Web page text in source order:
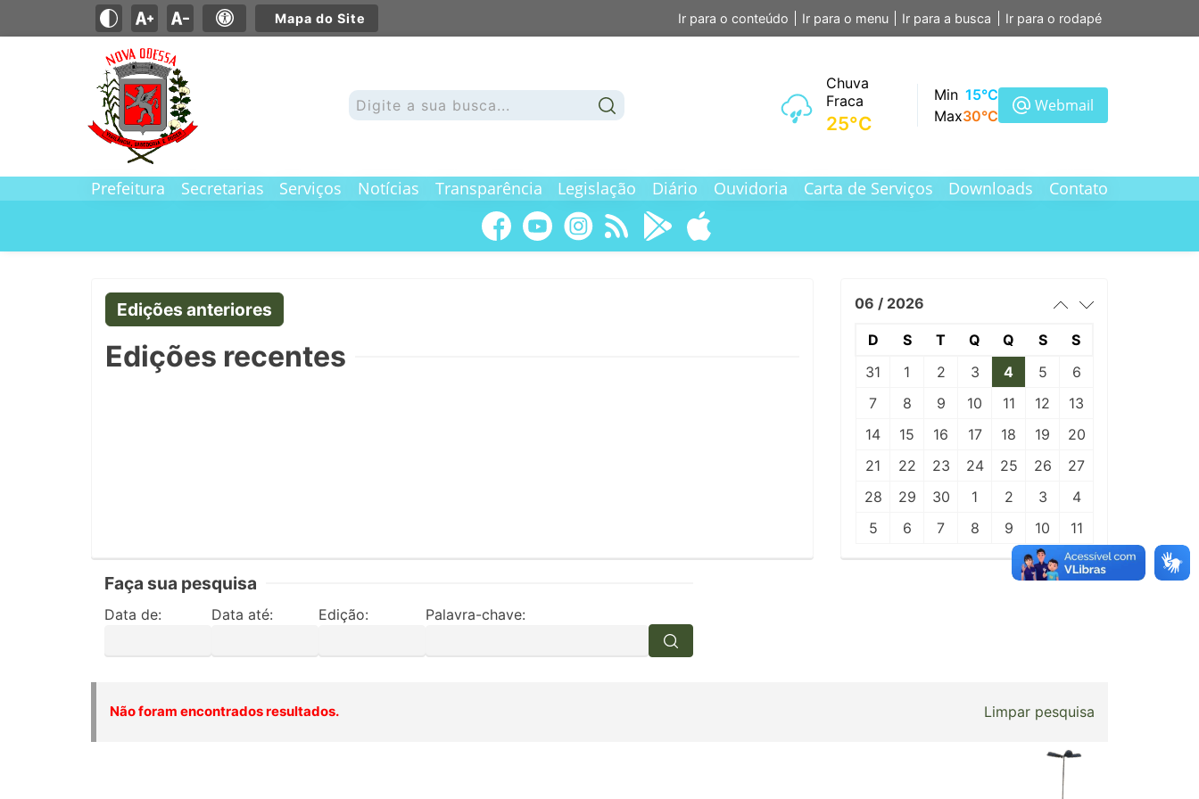
Mapa do Site Ir para o conteúdo Ir para o menu Ir para a busca Ir para o rodapé
Chuva
Fraca
25°C
Min 15°C
Max30°C
Webmail
Prefeitura Secretarias Serviços Notícias Transparência Legislação Diário Ouvidoria Carta de Serviços Downloads Contato
Edições anteriores
Edições recentes
06 / 2026
D S T Q Q S
S
31
1 2 3 4 5
6
7
8 9 10 11 12
13
14
15 16 17 18 19
20
21
22 23 24 25 26
27
28
29 30 1 2 3
4
5
6 7 8 9 10 11
Faça sua pesquisa
Data de: Data até: Edição: Palavra-chave:
Não foram encontrados resultados. Limpar pesquisa